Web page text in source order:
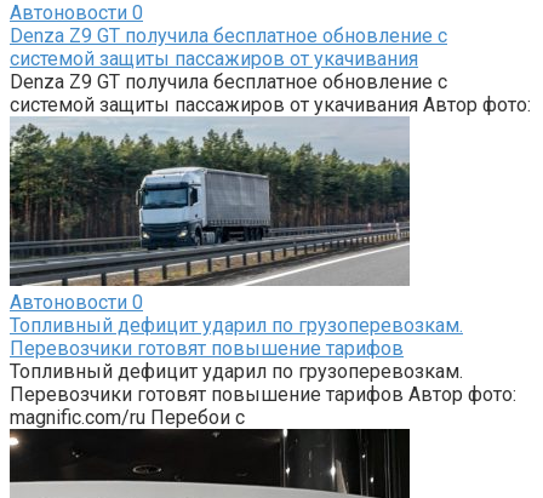
Автоновости 0
Denza Z9 GT получила бесплатное обновление с
системой защиты пассажиров от укачивания
Denza Z9 GT получила бесплатное обновление с
системой защиты пассажиров от укачивания Автор фото:
Автоновости 0
Топливный дефицит ударил по грузоперевозкам.
Перевозчики готовят повышение тарифов
Топливный дефицит ударил по грузоперевозкам.
Перевозчики готовят повышение тарифов Автор фото:
magnific.com/ru Перебои с